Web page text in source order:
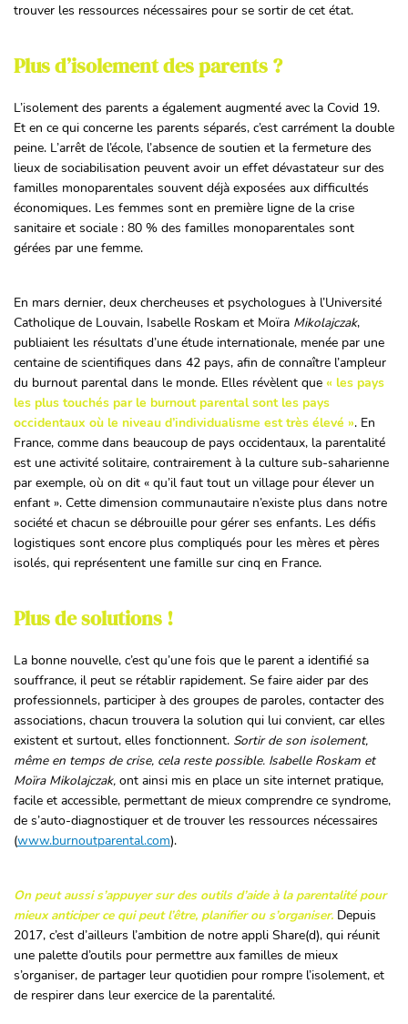
trouver les ressources nécessaires pour se sortir de cet état.
Plus d’isolement des parents ?
L’isolement des parents a également augmenté avec la Covid 19.
Et en ce qui concerne les parents séparés, c’est carrément la double
peine. L’arrêt de l’école, l’absence de soutien et la fermeture des
lieux de sociabilisation peuvent avoir un effet dévastateur sur des
familles monoparentales souvent déjà exposées aux difficultés
économiques. Les femmes sont en première ligne de la crise
sanitaire et sociale : 80 % des familles monoparentales sont
gérées par une femme.
En mars dernier, deux chercheuses et psychologues à l’Université
Catholique de Louvain, Isabelle Roskam et Moïra Mikolajczak,
publiaient les résultats d’une étude internationale, menée par une
centaine de scientifiques dans 42 pays, afin de connaître l’ampleur
du burnout parental dans le monde. Elles révèlent que « les pays
les plus touchés par le burnout parental sont les pays
occidentaux où le niveau d’individualisme est très élevé ». En
France, comme dans beaucoup de pays occidentaux, la parentalité
est une activité solitaire, contrairement à la culture sub-saharienne
par exemple, où on dit « qu’il faut tout un village pour élever un
enfant ». Cette dimension communautaire n’existe plus dans notre
société et chacun se débrouille pour gérer ses enfants. Les défis
logistiques sont encore plus compliqués pour les mères et pères
isolés, qui représentent une famille sur cinq en France.
Plus de solutions !
La bonne nouvelle, c’est qu’une fois que le parent a identifié sa
souffrance, il peut se rétablir rapidement. Se faire aider par des
professionnels, participer à des groupes de paroles, contacter des
associations, chacun trouvera la solution qui lui convient, car elles
existent et surtout, elles fonctionnent. Sortir de son isolement,
même en temps de crise, cela reste possible. Isabelle Roskam et
Moïra Mikolajczak, ont ainsi mis en place un site internet pratique,
facile et accessible, permettant de mieux comprendre ce syndrome,
de s’auto-diagnostiquer et de trouver les ressources nécessaires
(www.burnoutparental.com).
On peut aussi s’appuyer sur des outils d’aide à la parentalité pour
mieux anticiper ce qui peut l’être, planifier ou s’organiser. Depuis
2017, c’est d’ailleurs l’ambition de notre appli Share(d), qui réunit
une palette d’outils pour permettre aux familles de mieux
s’organiser, de partager leur quotidien pour rompre l’isolement, et
de respirer dans leur exercice de la parentalité.